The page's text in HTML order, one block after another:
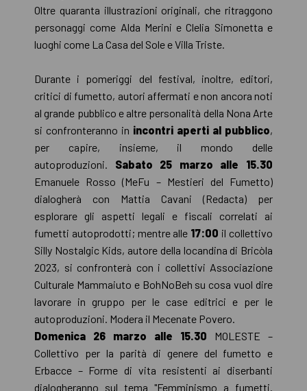
Oltre quaranta illustrazioni originali, che ritraggono
personaggi come Alda Merini e Clelia Simonetta e
luoghi come La Casa del Sole e Villa Triste.
Durante i pomeriggi del festival, inoltre, editori,
critici di fumetto, autori affermati e non ancora noti
al grande pubblico e altre personalità della Nona Arte
si confronteranno in incontri aperti al pubblico,
per capire, insieme, il mondo delle
autoproduzioni. Sabato 25 marzo alle 15.30
Emanuele Rosso (MeFu – Mestieri del Fumetto)
dialogherà con Mattia Cavani (Redacta) per
esplorare gli aspetti legali e fiscali correlati ai
fumetti autoprodotti; mentre alle 17:00 il collettivo
Silly Nostalgic Kids, autore della locandina di Bricòla
2023, si confronterà con i collettivi Associazione
Culturale Mammaiuto e BohNoBeh su cosa vuol dire
lavorare in gruppo per le case editrici e per le
autoproduzioni. Modera il Mecenate Povero.
Domenica 26 marzo alle 15.30 MOLESTE –
Collettivo per la parità di genere del fumetto e
Erbacce – Forme di vita resistenti ai diserbanti
dialogheranno sul tema "Femminismo a fumetti.